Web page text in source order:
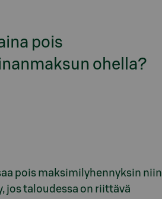
pois
ohella?
pois maksimilyhennyksin niin
jos taloudessa on riittävä